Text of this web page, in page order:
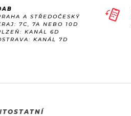
A STŘEDOČESKÝ
7C, 7A NEBO 10D
KANÁL 6D
KANÁL 7D
OSTATNÍ